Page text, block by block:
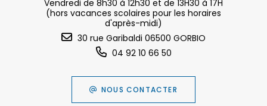
Vendredi de 8h30 à 12h30 et de 13H30 à 17H
(hors vacances scolaires pour les horaires
d'après-midi)
30 rue Garibaldi 06500 GORBIO
04 92 10 66 50
NOUS CONTACTER